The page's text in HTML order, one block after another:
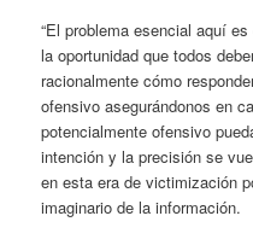
“El problema esencial aquí
la oportunidad que todos
racionalmente cómo
ofensivo asegurándonos en
potencialmente ofensivo
intención y la precisión se
en esta era de victimización
imaginario de la información.